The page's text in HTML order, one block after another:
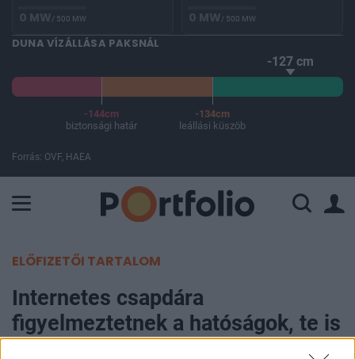
0 MW/ 500 MW 0 MW/ 500 MW
DUNA VÍZÁLLÁSA PAKSNÁL
-127 cm
-144cm
biztonsági határ
-134cm
leállási küszöb
Forrás: OVF, HAEA
ELŐFIZETŐI TARTALOM
Internetes csapdára
figyelmeztetnek a hatóságok, te is